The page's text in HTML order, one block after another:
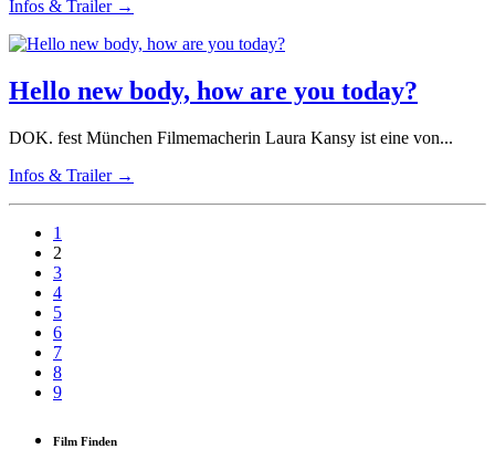
Infos & Trailer →
Hello new body, how are you today?
DOK. fest München Filmemacherin Laura Kansy ist eine von...
Infos & Trailer →
1
2
3
4
5
6
7
8
9
Film Finden